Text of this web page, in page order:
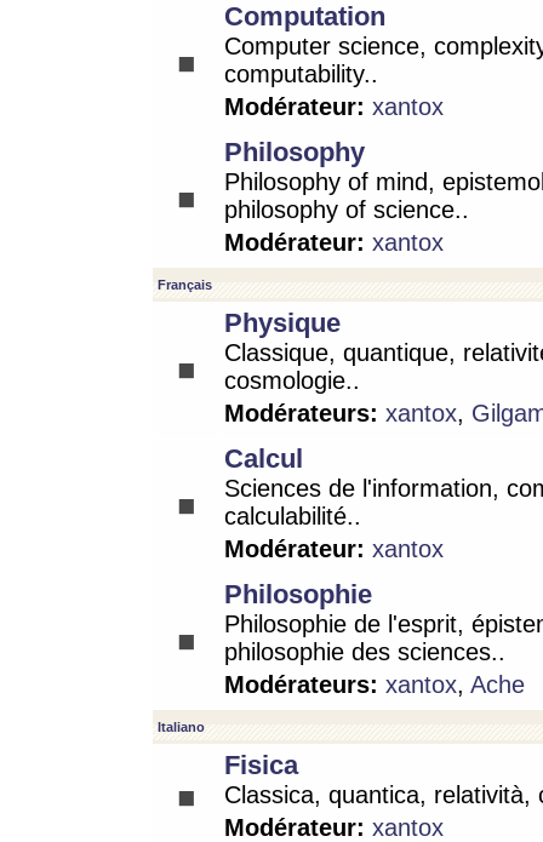
Computation
Computer science,
computability..
Modérateur: xantox
Philosophy
Philosophy of mind,
philosophy of science..
Modérateur: xantox
Français
Physique
Classique, quantique,
cosmologie..
Modérateurs: xantox,
Calcul
Sciences de l'information,
calculabilité..
Modérateur: xantox
Philosophie
Philosophie de l'esprit,
philosophie des sciences..
Modérateurs: xantox, Ache
Italiano
Fisica
Classica, quantica, relatività,
Modérateur: xantox